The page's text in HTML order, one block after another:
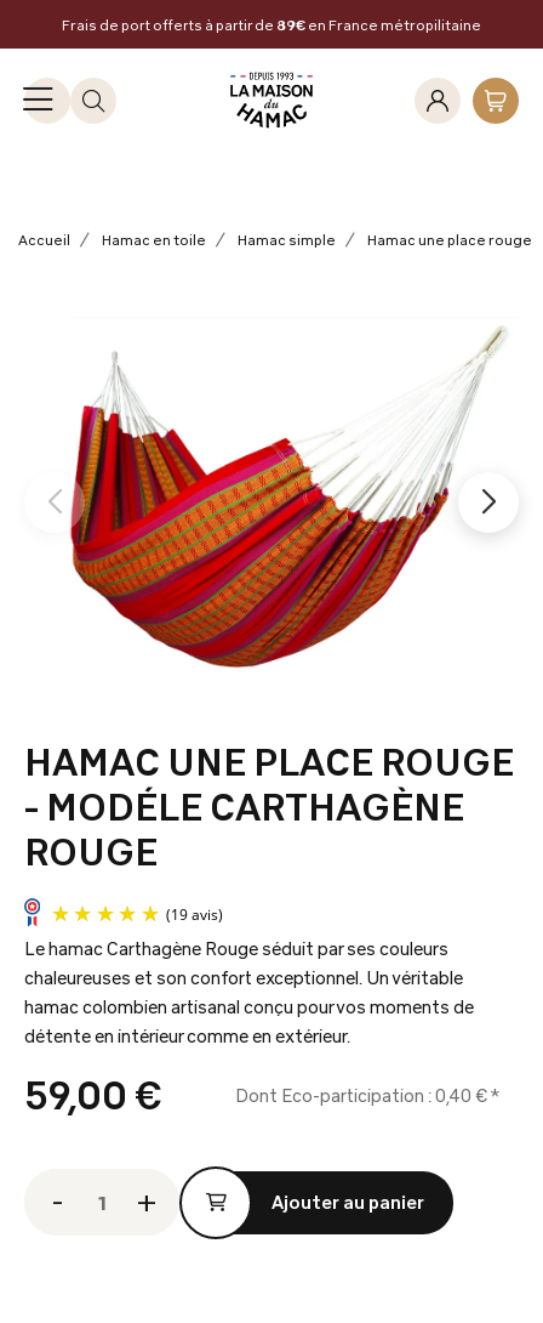
Frais de port offerts à partir de 89€ en France métropilitaine
Accueil Hamac en toile Hamac simple Hamac une place rouge
Précédent
HAMAC UNE PLACE ROUGE
- MODÉLE CARTHAGÈNE
ROUGE
Le hamac Carthagène Rouge séduit par ses couleurs
chaleureuses et son confort exceptionnel. Un véritable
hamac colombien artisanal conçu pour vos moments de
détente en intérieur comme en extérieur.
59,00 € Dont Eco-participation : 0,40 € *
- + Ajouter au panier